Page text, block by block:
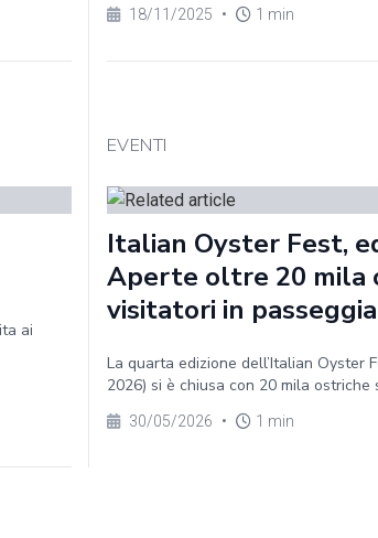
18/11/2025 • 1 min
ai
EVENTI
Italian Oyster Fest,
Aperte oltre 20 mila
visitatori in
La quarta edizione dell’Italian Oyster
2026) si è chiusa con 20 mila ostriche
30/05/2026 • 1 min